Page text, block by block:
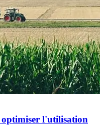
optimiser l'utilisation